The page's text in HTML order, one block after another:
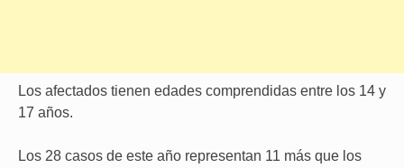
Los afectados tienen edades comprendidas entre los 14 y
17 años.
Los 28 casos de este año representan 11 más que los